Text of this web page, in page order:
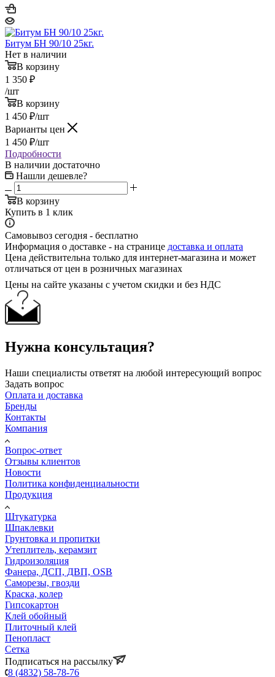
Битум БН 90/10 25кг.
Нет в наличии
В корзину
1 350 ₽
/шт
В корзину
1 450 ₽/шт
Варианты цен
1 450 ₽/шт
Подробности
В наличии достаточно
Нашли дешевле?
В корзину
Купить в 1 клик
Самовывоз сегодня - бесплатно
Информация о доставке - на странице доставка и оплата
Цена действительна только для интернет-магазина и может
отличаться от цен в розничных магазинах
Цены на сайте указаны с учетом скидки и без НДС
Нужна консультация?
Наши специалисты ответят на любой интересующий вопрос
Задать вопрос
Оплата и доставка
Бренды
Контакты
Компания
Вопрос-ответ
Отзывы клиентов
Новости
Политика конфиденциальности
Продукция
Штукатурка
Шпаклевки
Грунтовка и пропитки
Утеплитель, керамзит
Гидроизоляция
Фанера, ДСП, ДВП, OSB
Саморезы, гвозди
Краска, колер
Гипсокартон
Клей обойный
Плиточный клей
Пенопласт
Сетка
Подписаться на рассылку
8 (4832) 58-78-76